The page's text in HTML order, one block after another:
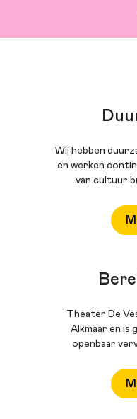
Wij hebben
en werken
van cultuur
Theater De
Alkmaar en is
openbaar